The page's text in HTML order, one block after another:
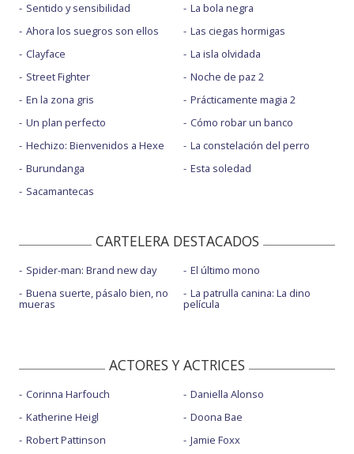
Sentido y sensibilidad
Ahora los suegros son ellos
Clayface
Street Fighter
En la zona gris
Un plan perfecto
Hechizo: Bienvenidos a Hexe
Burundanga
Sacamantecas
La bola negra
Las ciegas hormigas
La isla olvidada
Noche de paz 2
Prácticamente magia 2
Cómo robar un banco
La constelación del perro
Esta soledad
CARTELERA DESTACADOS
Spider-man: Brand new day
Buena suerte, pásalo bien, no
mueras
El último mono
La patrulla canina: La dino
película
ACTORES Y ACTRICES
Corinna Harfouch
Katherine Heigl
Robert Pattinson
Daniella Alonso
Doona Bae
Jamie Foxx